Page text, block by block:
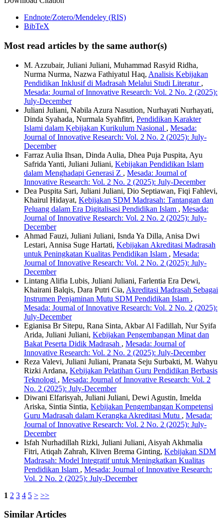
Endnote/Zotero/Mendeley (RIS)
BibTeX
Most read articles by the same author(s)
M. Azzubair, Juliani Juliani, Muhammad Rasyid Ridha,
Nurma Nurma, Nazwa Fathiyatul Haq, Analisis Kebijakan
Pendidikan Inklusif di Madrasah Melalui Studi Literatur ,
Mesada: Journal of Innovative Research: Vol. 2 No. 2 (2025):
July-December
Juliani Juliani, Nabila Azura Nasution, Nurhayati Nurhayati,
Dinda Syahada, Nurmala Syahfitri, Pendidikan Karakter
Islami dalam Kebijakan Kurikulum Nasional , Mesada:
Journal of Innovative Research: Vol. 2 No. 2 (2025): July-
December
Farraz Aulia Ihsan, Dinda Aulia, Dhea Puja Puspita, Ayu
Safrida Yanti, Juliani Juliani, Kebijakan Pendidikan Islam
dalam Menghadapi Generasi Z , Mesada: Journal of
Innovative Research: Vol. 2 No. 2 (2025): July-December
Dea Puspita Sari, Juliani Juliani, Dio Septiawan, Fiqi Fahlevi,
Khairul Hidayat, Kebijakan SDM Madrasah: Tantangan dan
Peluang dalam Era Digitalisasi Pendidikan Islam , Mesada:
Journal of Innovative Research: Vol. 2 No. 2 (2025): July-
December
Ahmad Fauzi, Juliani Juliani, Isnda Ya Dilla, Anisa Dwi
Lestari, Annisa Suge Hartati, Kebijakan Akreditasi Madrasah
untuk Peningkatan Kualitas Pendidikan Islam , Mesada:
Journal of Innovative Research: Vol. 2 No. 2 (2025): July-
December
Lintang Alifia Lubis, Juliani Juliani, Farlentia Era Dewi,
Khairani Balqis, Dara Putri Cia, Akreditasi Madrasah Sebagai
Instrumen Penjaminan Mutu SDM Pendidikan Islam ,
Mesada: Journal of Innovative Research: Vol. 2 No. 2 (2025):
July-December
Egianisa Br Sitepu, Rana Sinta, Akbar Al Fadillah, Nur Syifa
Arida, Juliani Juliani, Kebijakan Pengembangan Minat dan
Bakat Peserta Didik Madrasah , Mesada: Journal of
Innovative Research: Vol. 2 No. 2 (2025): July-December
Reza Valevi, Juliani Juliani, Pranata Seju Surbakti, M. Wahyu
Rizki Ardana, Kebijakan Pelatihan Guru Pendidikan Berbasis
Teknologi , Mesada: Journal of Innovative Research: Vol. 2
No. 2 (2025): July-December
Diwani Elfarisyah, Juliani Juliani, Dewi Agustin, Imelda
Ariska, Sintia Sintia, Kebijakan Pengembangan Kompetensi
Guru Madrasah dalam Kerangka Akreditasi Mutu , Mesada:
Journal of Innovative Research: Vol. 2 No. 2 (2025): July-
December
Isfah Nurhadillah Rizki, Juliani Juliani, Aisyah Akhmalia
Fitri, Atiqah Zahrah, Kliven Brema Ginting, Kebijakan SDM
Madrasah: Model Integratif untuk Meningkatkan Kualitas
Pendidikan Islam , Mesada: Journal of Innovative Research:
Vol. 2 No. 2 (2025): July-December
1 2 3 4 5 > >>
Similar Articles